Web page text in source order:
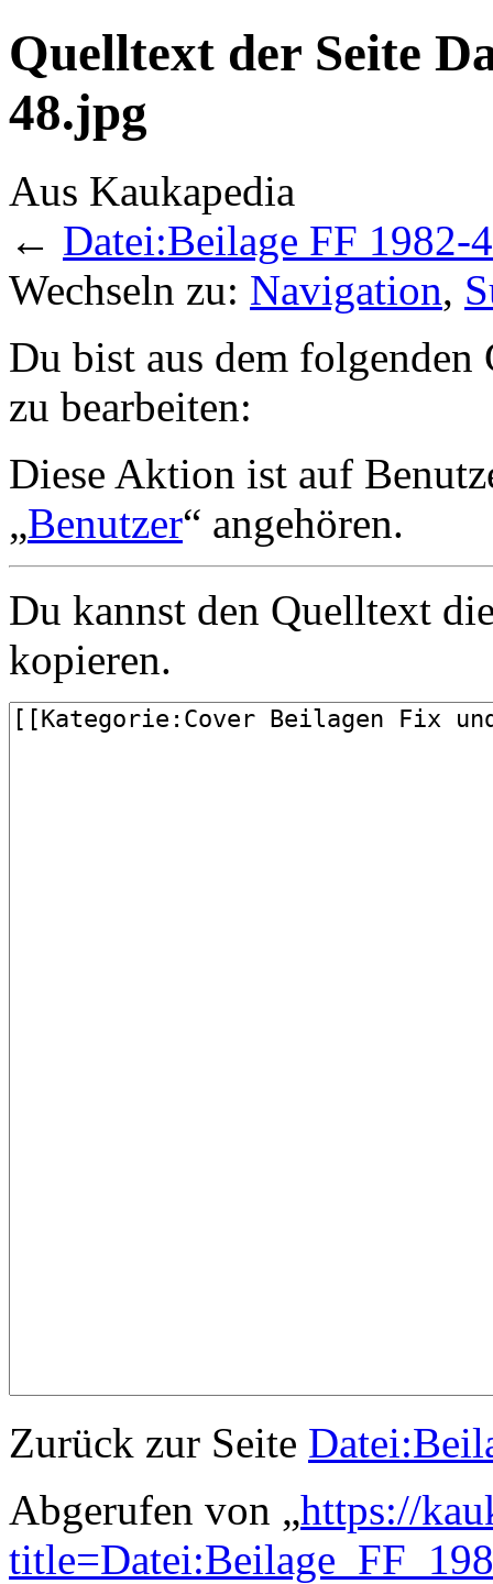
Quelltext der Seite
48.jpg
Aus Kaukapedia
← Datei:Beilage FF 1982-
Wechseln zu: Navigation,
Du bist aus dem
zu bearbeiten:
Diese Aktion ist auf
„Benutzer“ angehören.
Du kannst den Quelltext
kopieren.
Zurück zur Seite
Abgerufen von „https://